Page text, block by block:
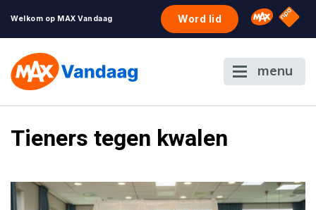
Welkom op MAX Vandaag Word lid Omroep
NPO
menu
Tieners tegen kwalen